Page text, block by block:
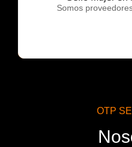
Somos OTP
OTP